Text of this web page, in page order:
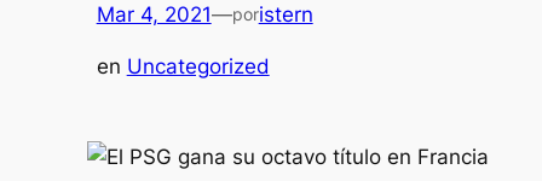
Mar 4, 2021—poristern
en Uncategorized